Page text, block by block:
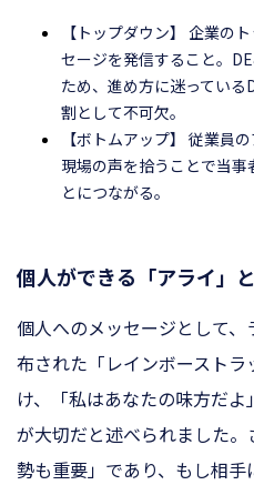
【トップダウン】 企業の
セージを発信すること。
ため、進め方に迷ってい
割として不可欠。
【ボトムアップ】 従業員
現場の声を拾うことで当
とにつながる。
個人ができる「アライ」
個人へのメッセージとして
布された「レインボースト
け、「私はあなたの味方だ
が大切だと述べられました
勢も重要」であり、もし相